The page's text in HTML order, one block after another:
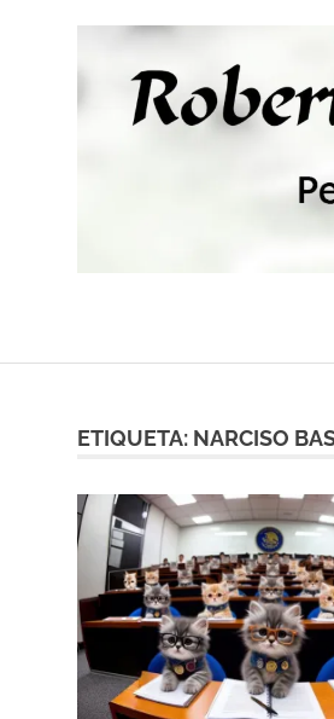
contenido
historia
ETIQUETA: NARCISO